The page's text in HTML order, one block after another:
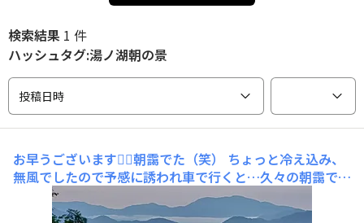
検索結果 1 件
ハッシュタグ:湯ノ湖朝の景
投稿日時
お早うございます🙆‍♂朝靄でた（笑）
ちょっと冷え込み、
無風でしたので予感に誘われ車で行くと…久々の朝靄でし
た～（笑）湯ノ湖俯瞰、湯ノ湖朝の景 TORQUE4倍モード
と0.6倍広角モードにて